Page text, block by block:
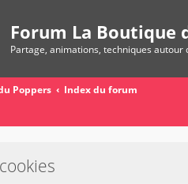
Forum La Boutique
Partage, animations, techniques autour
Poppers
Index du forum